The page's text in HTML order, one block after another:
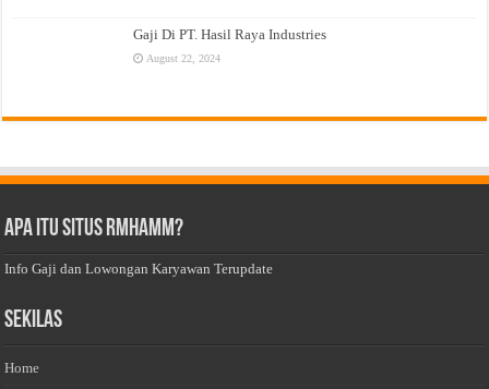
Gaji Di PT. Hasil Raya Industries
August 22, 2024
Apa Itu Situs Rmhamm?
Info Gaji dan Lowongan Karyawan Terupdate
Sekilas
Home